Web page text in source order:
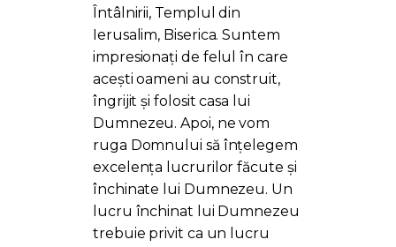
Întâlnirii, Templul din
Ierusalim, Biserica. Suntem
impresionați de felul în care
acești oameni au construit,
îngrijit și folosit casa lui
Dumnezeu. Apoi, ne vom
ruga Domnului să înțelegem
excelența lucrurilor făcute și
închinate lui Dumnezeu. Un
lucru închinat lui Dumnezeu
trebuie privit ca un lucru